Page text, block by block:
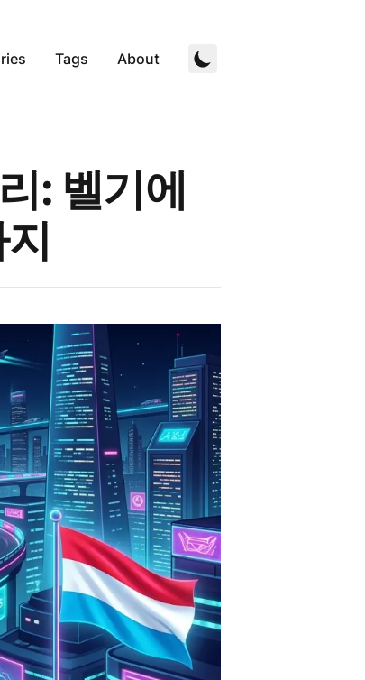
Tags About
: 벨기에